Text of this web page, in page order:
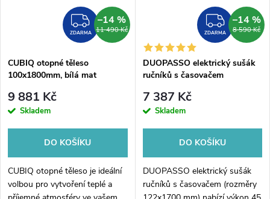
ZDARMA
ZDARMA 11 490 Kč
–14 %
CUBIQ otopné těleso
100x1800mm, bílá mat
9 881 Kč
Skladem
DO KOŠÍKU
CUBIQ otopné těleso je ideální
volbou pro vytvoření teplé a
ZDARMA 8 590 Kč
–14 %
DUOPASSO elektrický sušák
ručníků s časovačem
7 387 Kč
Skladem
DO KOŠÍKU
DUOPASSO elektrický sušák
ručníků s časovačem (rozměry